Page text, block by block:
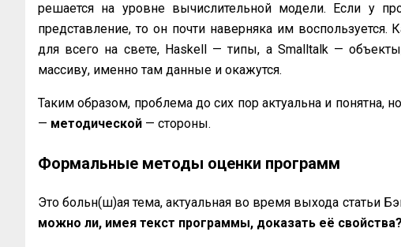
решается на уровне вычислительной модели. Если у
представление, то он почти наверняка им воспользуется.
для всего на свете, Haskell — типы, а Smalltalk —
массиву, именно там данные и окажутся.
Таким образом, проблема до сих пор актуальна и понятна,
— методической — стороны.
Формальные методы оценки программ
Это больн(ш)ая тема, актуальная во время выхода статьи
можно ли, имея текст программы, доказать её свойства?